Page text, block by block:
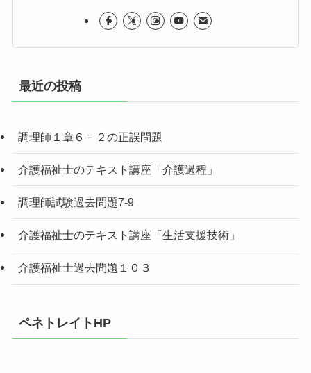
最近の投稿
調理師１章６－２の正誤問題
介護福祉士のテキスト講座「介護過程」
調理師試験過去問題7-9
介護福祉士のテキスト講座「生活支援技術」
介護福祉士過去問題１０３
ペネトレイトHP